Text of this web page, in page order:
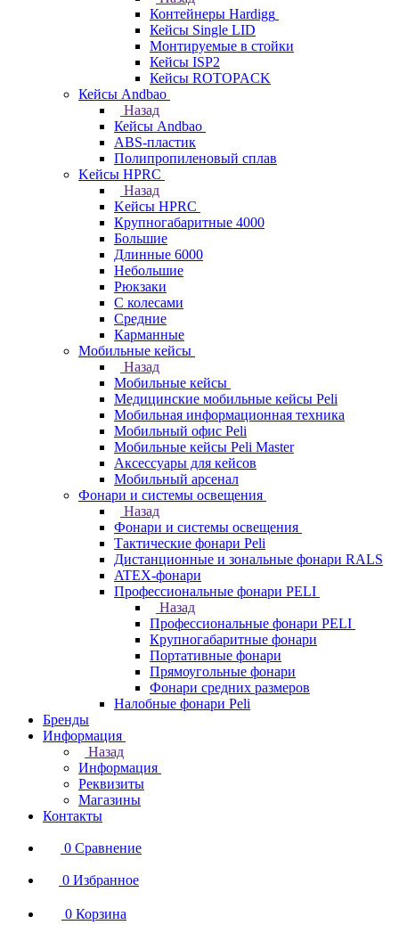
Контейнеры Hardigg
Кейсы Single LID
Монтируемые в стойки
Кейсы ISP2
Кейсы ROTOPACK
Кейсы Andbao
Назад
Кейсы Andbao
ABS-пластик
Полипропиленовый сплав
Kейсы HPRC
Назад
Kейсы HPRC
Крупногабаритные 4000
Большие
Длинные 6000
Небольшие
Рюкзаки
С колесами
Средние
Карманные
Мобильные кейсы
Назад
Мобильные кейсы
Медицинские мобильные кейсы Peli
Мобильная информационная техника
Мобильный офис Peli
Мобильные кейсы Peli Master
Аксессуары для кейсов
Мобильный арсенал
Фонари и системы освещения
Назад
Фонари и системы освещения
Тактические фонари Peli
Дистанционные и зональные фонари RALS
ATEX-фонари
Профессиональные фонари PELI
Назад
Профессиональные фонари PELI
Крупногабаритные фонари
Портативные фонари
Прямоугольные фонари
Фонари средних размеров
Налобные фонари Peli
Бренды
Информация
Назад
Информация
Реквизиты
Магазины
Контакты
0 Сравнение
0 Избранное
0 Корзина